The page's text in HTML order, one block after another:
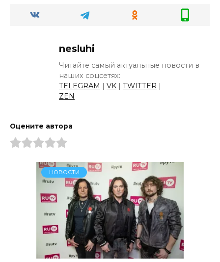
nesluhi
Читайте самый актуальные новости в
наших соцсетях:
TELEGRAM | VK | TWITTER |
ZEN
Оцените автора
НОВОСТИ